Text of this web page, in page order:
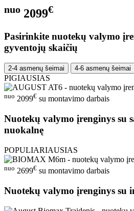
nuo 2099€
Pasirinkite nuotekų valymo
gyventojų skaičių
2-4 asmenų šeimai 4-6 asmenų šeimai
PIGIAUSIAS
nuo 2099€ su montavimo darbais
Nuotekų valymo įrenginys su
nuokalnę
POPULIARIAUSIAS
nuo 2699€ su montavimo darbais
Nuotekų valymo įrenginys su